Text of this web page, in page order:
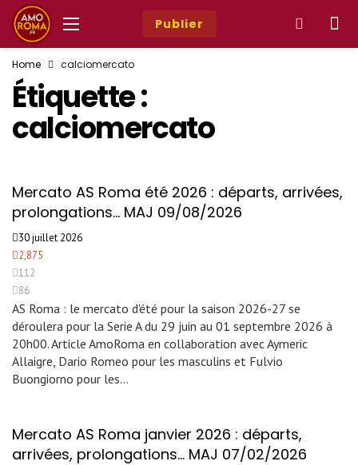
Publier
Home calciomercato
Étiquette :
calciomercato
Mercato AS Roma été 2026 : départs, arrivées,
prolongations… MAJ 09/08/2026
30 juillet 2026
2,875
112
86
AS Roma : le mercato d'été pour la saison 2026-27 se
déroulera pour la Serie A du 29 juin au 01 septembre 2026 à
20h00. Article AmoRoma en collaboration avec Aymeric
Allaigre, Dario Romeo pour les masculins et Fulvio
Buongiorno pour les…
Mercato AS Roma janvier 2026 : départs,
arrivées, prolongations… MAJ 07/02/2026